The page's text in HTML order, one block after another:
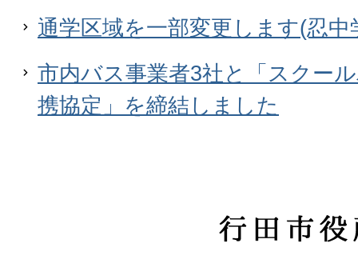
通学区域を一部変更します(忍
市内バス事業者3社と「スクー
携協定」を締結しました
行